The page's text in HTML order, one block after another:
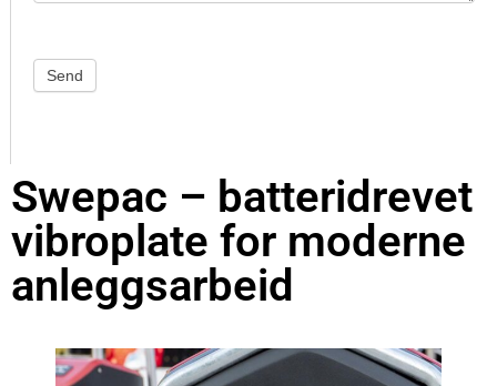
Swepac – batteridrevet
vibroplate for moderne
anleggsarbeid
Send